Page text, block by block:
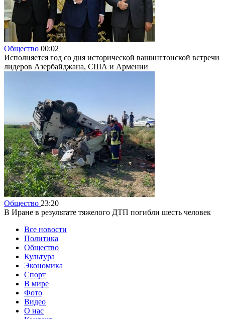
Общество 00:02
Исполняется год со дня исторической вашингтонской встречи
лидеров Азербайджана, США и Армении
Общество 23:20
В Иране в результате тяжелого ДТП погибли шесть человек
Все новости
Политика
Общество
Культура
Экономика
Спорт
В мире
Фото
Видео
О нас